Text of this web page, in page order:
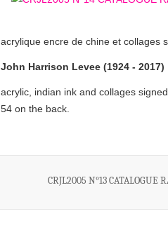
acrylique encre de chine et collages
John Harrison Levee (1924 - 2017)
acrylic, indian ink and collages
54 on the back.
CRJL2005 N°13 CATALOGUE